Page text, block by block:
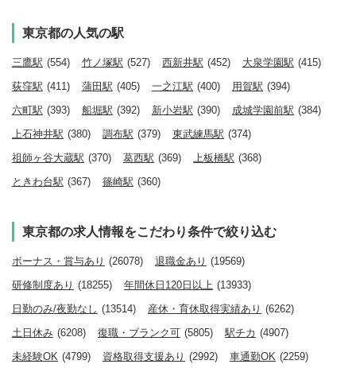
東京都の人気の駅
三鷹駅 (554) 竹ノ塚駅 (527) 西新井駅 (452) 大泉学園駅 (415)
荻窪駅 (411) 蒲田駅 (405) 一之江駅 (400) 用賀駅 (394)
六町駅 (393) 船堀駅 (392) 新小岩駅 (390) 成城学園前駅 (384)
上石神井駅 (380) 調布駅 (379) 東武練馬駅 (374)
祖師ヶ谷大蔵駅 (370) 葛西駅 (369) 上板橋駅 (368)
ときわ台駅 (367) 篠崎駅 (360)
東京都の求人情報をこだわり条件で絞り込む
ボーナス・賞与あり (26078) 退職金あり (19569)
研修制度あり (18255) 年間休日120日以上 (13933)
日勤のみ/夜勤なし (13514) 産休・育休取得実績あり (6262)
土日休み (6208) 復職・ブランク可 (5805) 駅チカ (4907)
未経験OK (4799) 資格取得支援あり (2992) 車通勤OK (2259)